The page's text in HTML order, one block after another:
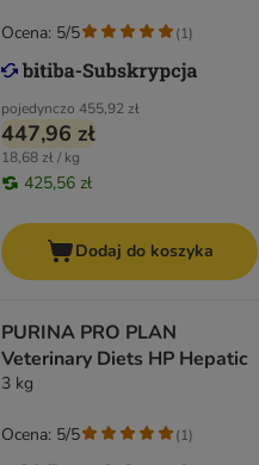
pojedynczo 455,92 zł
447,96 zł
18,68 zł / kg
425,56 zł
Ocena: 5/5 (1)
Dodaj do koszyka
PURINA PRO PLAN
Veterinary Diets HP Hepatic
3 kg
Ocena: 5/5 (1)